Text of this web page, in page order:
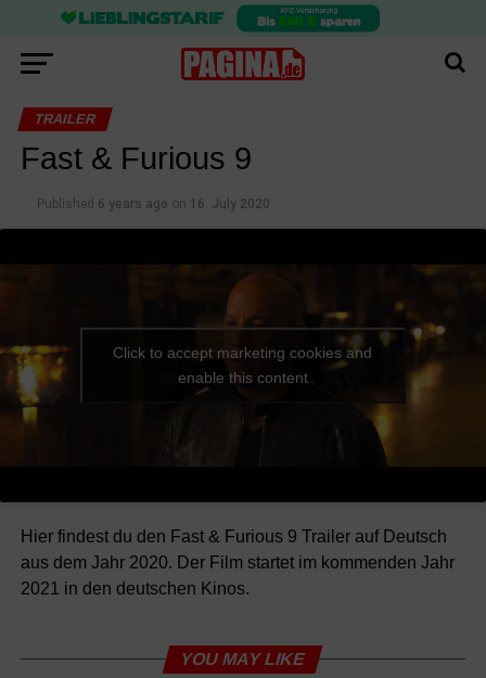
TRAILER
Fast & Furious 9
Published 6 years ago on 16. July 2020
Click to accept marketing cookies and
enable this content
Hier findest du den Fast & Furious 9 Trailer auf Deutsch
aus dem Jahr 2020. Der Film startet im kommenden Jahr
2021 in den deutschen Kinos.
YOU MAY LIKE